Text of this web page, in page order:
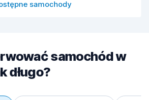
samochody
samochód w
długo?